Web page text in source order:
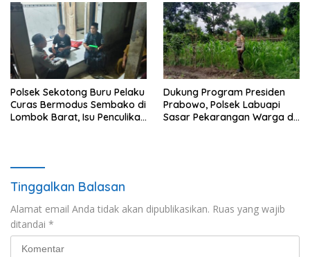
Polsek Sekotong Buru Pelaku
Curas Bermodus Sembako di
Lombok Barat, Isu Penculikan
Dukung Program Presiden
Prabowo, Polsek Labuapi
Sasar Pekarangan Warga di
Tinggalkan Balasan
Alamat email Anda tidak akan dipublikasikan. Ruas yang wajib
ditandai *